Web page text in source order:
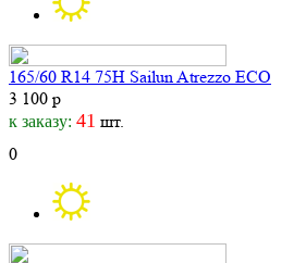
165/60 R14 75H Sailun Atrezzo ECO
3 100 р
к заказу: 41 шт.
0